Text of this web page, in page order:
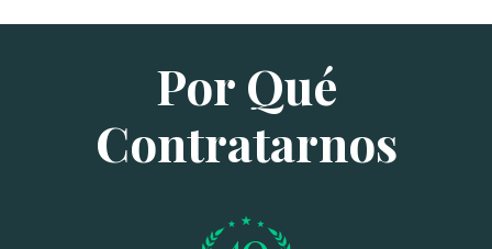
Por Qué
Contratarnos